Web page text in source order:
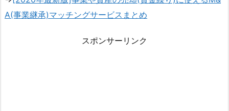
A(事業継承)マッチングサービスまとめ
スポンサーリンク